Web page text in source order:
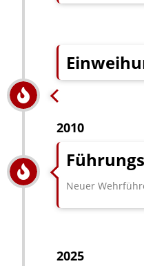
2010
Neuer
2025